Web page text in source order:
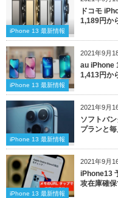
iPhone 13 最新情報
ドコモ
1,189円か
2021年9月
iPhone 13 最新情報
au iPhone
1,413円か
2021年9月
iPhone 13 最新情報
ソフトバ
プランと
2021年9月
iPhone 13 最新情報
iPhone13
攻在庫確保